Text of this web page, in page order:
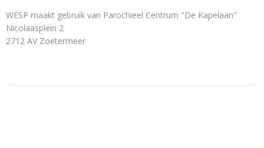
WESP maakt gebruik van Parochieel Centrum "De Kapelaan"
Nicolaasplein 2
2712 AV Zoetermeer